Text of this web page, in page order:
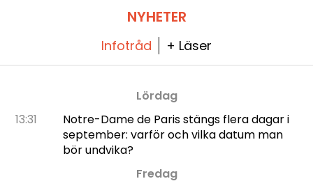
NYHETER
Infotråd + Läser
Lördag
13:31
Notre-Dame de Paris stängs flera dagar i
september: varför och vilka datum man
bör undvika?
Fredag